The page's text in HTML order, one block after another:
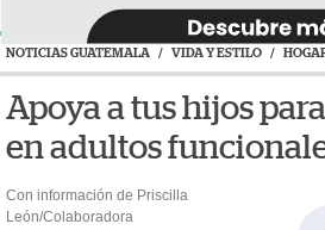
NOTICIAS GUATEMALA / VIDA Y ESTILO /
Apoya a tus hijos
en adultos
Con información de Priscilla
León/Colaboradora